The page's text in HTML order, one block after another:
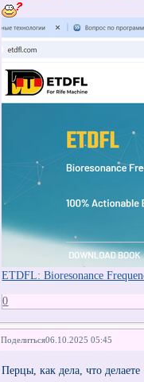
ETDFL: Bioresonance
0
Поделиться06.10.2025 05:45
Перцы, как дела, что